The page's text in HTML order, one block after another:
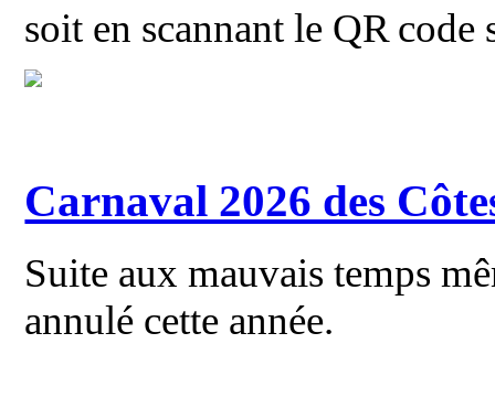
soit en scannant le QR code
Carnaval 2026 des
Suite aux mauvais temps
annulé cette année.